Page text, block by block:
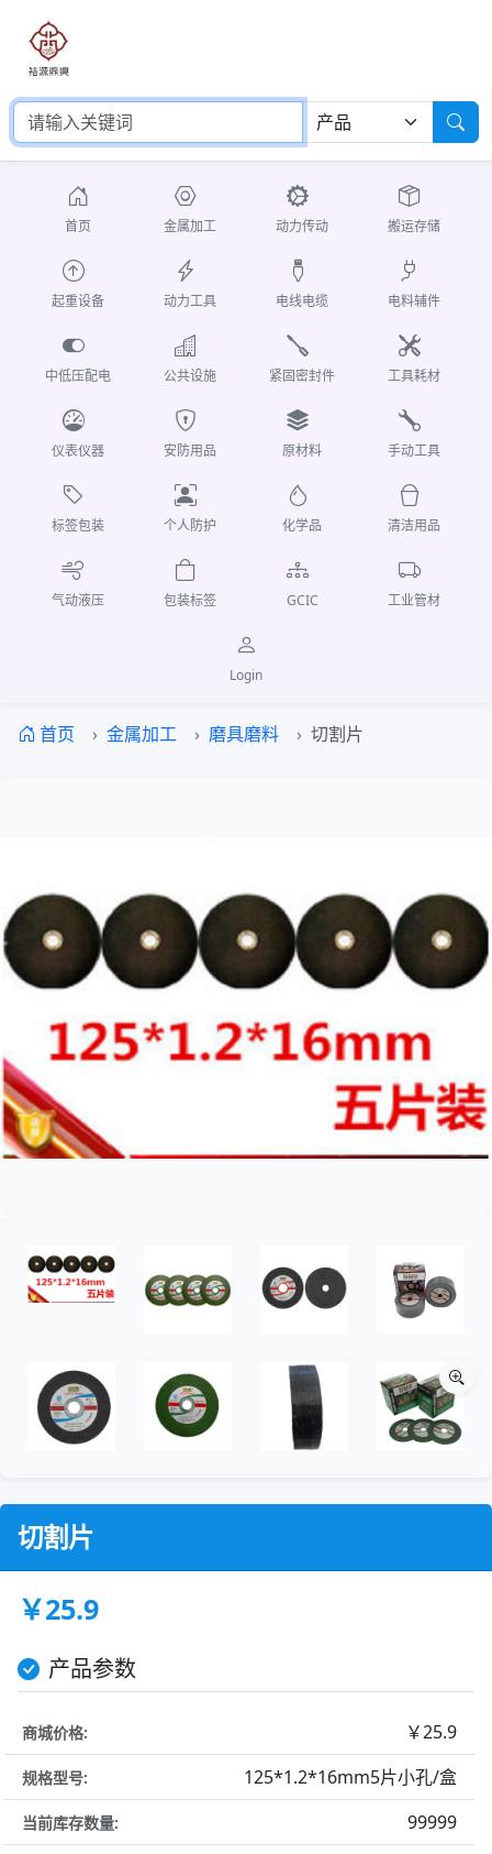
首页 金属加工 动力传动 搬运存储
起重设备 动力工具 电线电缆 电料辅件
中低压配电 公共设施 紧固密封件 工具耗材
仪表仪器 安防用品 原材料 手动工具
标签包装 个人防护 化学品 清洁用品
气动液压 包装标签 GCIC 工业管材
Login
首页 金属加工 磨具磨料 切割片
切割片
￥25.9
产品参数
商城价格: ￥25.9
规格型号: 125*1.2*16mm5片小孔/盒
当前库存数量: 99999